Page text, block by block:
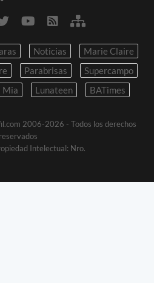
Noticias
Marie Claire
Parabrisas
Supercampo
Mia Lunateen BATimes
2006-2026 - Todos los derechos
reservados
Intelectual: Nro.